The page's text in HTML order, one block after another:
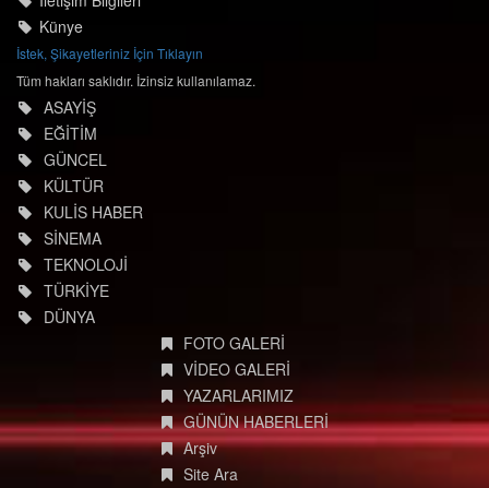
İletişim Bilgileri
Künye
İstek, Şikayetleriniz İçin Tıklayın
ASAYİŞ
EĞİTİM
GÜNCEL
KÜLTÜR
KULİS HABER
SİNEMA
TEKNOLOJİ
TÜRKİYE
DÜNYA
FOTO GALERİ
VİDEO GALERİ
YAZARLARIMIZ
GÜNÜN HABERLERİ
Arşiv